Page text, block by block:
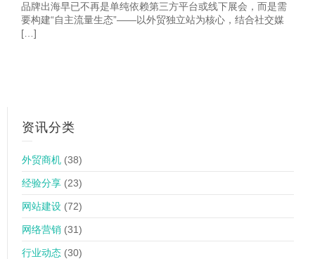
品牌出海早已不再是单纯依赖第三方平台或线下展会，而是需
要构建“自主流量生态”——以外贸独立站为核心，结合社交媒
[…]
资讯分类
外贸商机 (38)
经验分享 (23)
网站建设 (72)
网络营销 (31)
行业动态 (30)